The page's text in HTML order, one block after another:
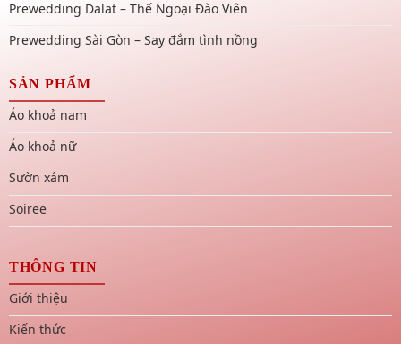
Prewedding Dalat – Thế Ngoại Đào Viên
Prewedding Sài Gòn – Say đắm tình nồng
SẢN PHẨM
Áo khoả nam
Áo khoả nữ
Sườn xám
Soiree
THÔNG TIN
Giới thiệu
Kiến thức